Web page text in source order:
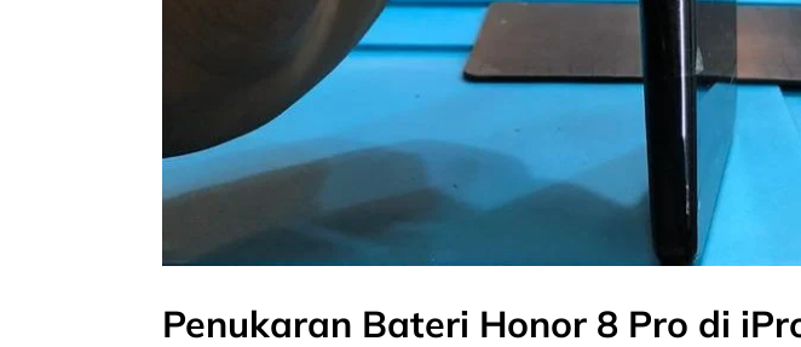
Penukaran Bateri Honor 8 Pro di